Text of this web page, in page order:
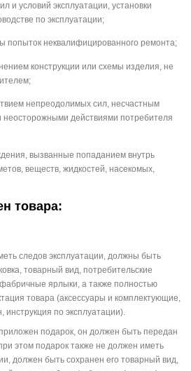
и условий эксплуатации, установки
по эксплуатации;
попыток неквалифицированного ремонта;
конструкции или схемы изделия, не
непреодолимых сил, несчастным
действиями потребителя
вызванные попаданием внутрь
веществ, жидкостей, насекомых,
товара:
следов эксплуатации, должны быть
товарный вид, потребительские
ярлыки, а также полностью
товара (аксессуары и комплектующие,
инструкция по эксплуатации).
подарок, он должен быть передан
этом подарок также не должен иметь
должен быть сохранен его товарный вид,